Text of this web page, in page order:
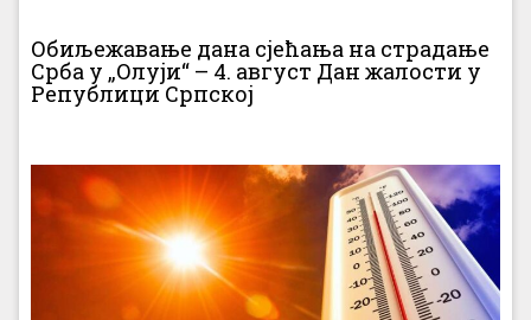
Обиљежавање дана сјећања на страдање
Срба у „Олуји“ – 4. август Дан жалости у
Републици Српској